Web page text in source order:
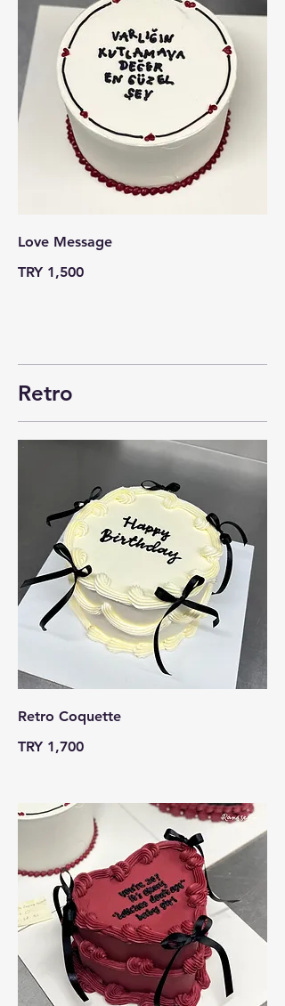
Love Message
TRY 1,500
Retro
Retro Coquette
TRY 1,700